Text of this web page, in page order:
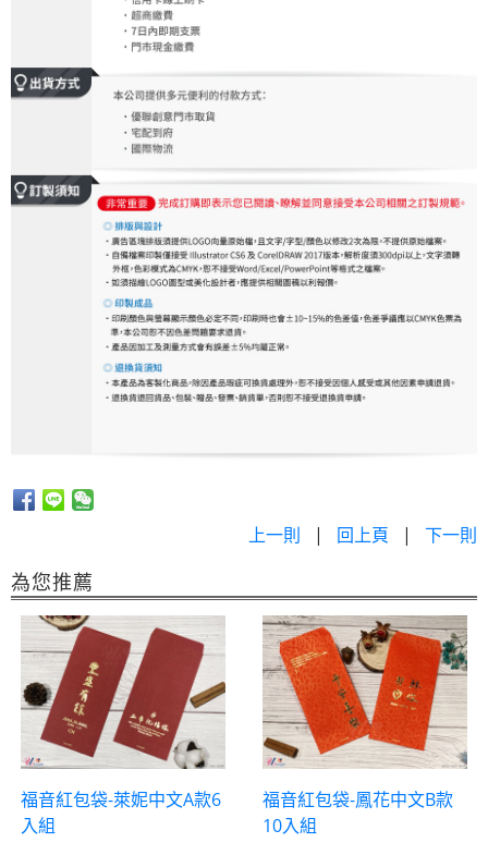
上一則 | 回上頁 | 下一則
為您推薦
福音紅包袋-萊妮中文A款6
入組
福音紅包袋-鳳花中文B款
10入組